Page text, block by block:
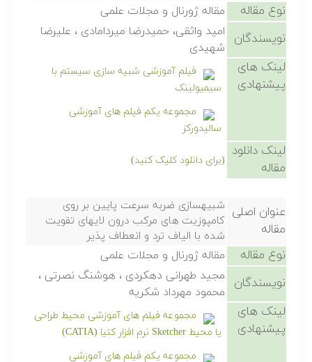
نوع مقاله مقاله ژورنال و مجلات علمی
نویسندگان
امید واثقی، حمیدرضا میردامادی ، علیرضا
شهیدی
لینک های
پیشنهادی
فیلم آموزشی شبیه سازی سیستم با
سیمیولینک
مجموعه یکم فیلم های آموزشی
سالیدورکز
لینک دانلود
مقاله
(برای دانلود کلیک کنید)
عنوان اصلی
مقاله
شبیهسازی ضربه سرعت پایین بر روی
کامپوزیت های مرکب درون لایهای تقویت
شده با الیاف ترد و انعطاف پذیر
نوع مقاله مقاله ژورنال و مجلات علمی
نویسندگان
مجید طهرانی دهکردی ، هوشنگ نصرتی ،
محمود مهرداد شکریه
لینک های
پیشنهادی
مجموعه فیلم های آموزشی محیط طراحی
یا محیط Sketcher نرم افزار کتیا (CATIA)
مجموعه یکم فیلم های آموزشی